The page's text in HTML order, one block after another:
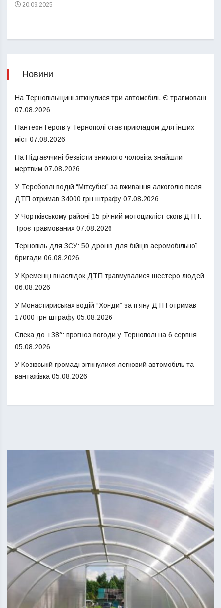
20.09.2025
Новини
На Тернопільщині зіткнулися три автомобілі. Є травмовані
07.08.2026
Пантеон Героїв у Тернополі стає прикладом для інших
міст 07.08.2026
На Підгаєччині безвісти зниклого чоловіка знайшли
мертвим 07.08.2026
У Теребовлі водій “Мітсубісі” за вживання алкоголю після
ДТП отримав 34000 грн штрафу 07.08.2026
У Чортківському районі 15-річний мотоцикліст скоїв ДТП.
Троє травмованих 07.08.2026
Тернопіль для ЗСУ: 50 дронів для бійців аеромобільної
бригади 06.08.2026
У Кременці внаслідок ДТП травмувалися шестеро людей
06.08.2026
У Монастириськах водій “Хонди” за п’яну ДТП отримав
17000 грн штрафу 05.08.2026
Спека до +38°: прогноз погоди у Тернополі на 6 серпня
05.08.2026
У Козівській громаді зіткнулися легковий автомобіль та
вантажівка 05.08.2026